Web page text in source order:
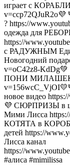
играет с
? https://
одежда для
https://
с РАДУЖНЫМ
Новогодний
v=oC42z8-
ПОНИ МИЛАШЕК !
новое видео
💜 СЮРПРИЗЫ в
Мими Лисса
КОТЯТА в
детей https://
Лисса канал
https://
#алиса #mimilissa